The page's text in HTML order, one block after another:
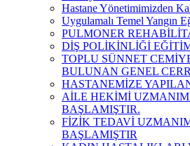
Hastane Yönetimimizden
Uygulamalı Temel Yangın
PULMONER
DİŞ POLİKİNLİĞİ
TOPLU SÜNNET
BULUNAN GENEL
HASTANEMİZE
AİLE HEKİMİ
BAŞLAMIŞTIR.
FİZİK TEDAVİ
BAŞLAMIŞTIR